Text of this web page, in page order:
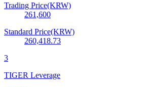
Trading Price(KRW)
261,600
Standard Price(KRW)
260,418.73
3
TIGER Leverage